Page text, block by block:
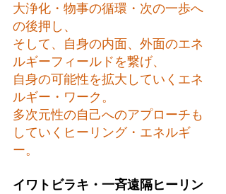
大浄化・物事の循環・次の一歩へ
の後押し、
そして、自身の内面、外面のエネ
ルギーフィールドを繋げ、
自身の可能性を拡大していくエネ
ルギー・ワーク。
多次元性の自己へのアプローチも
していくヒーリング・エネルギ
ー。
イワトビラキ・一斉遠隔ヒーリン